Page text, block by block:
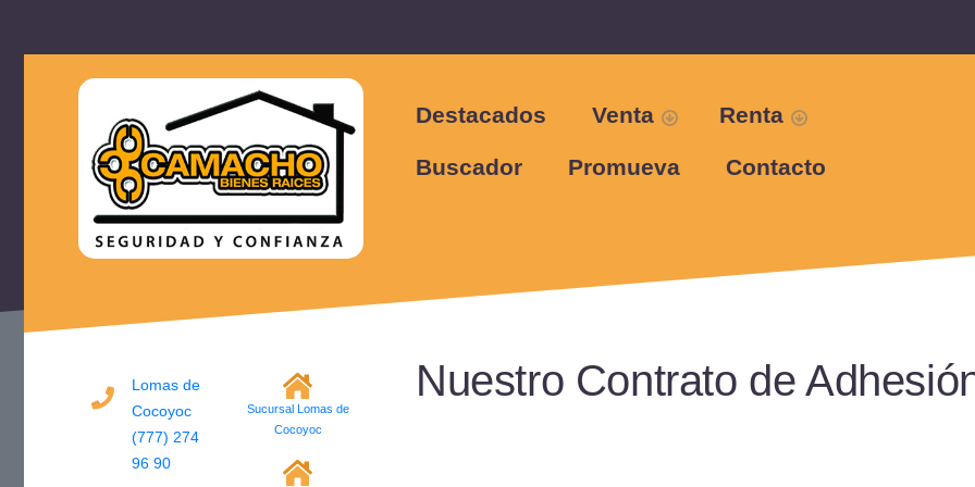
Destacados Venta Renta
Buscador Promueva Contacto
Lomas de
Cocoyoc
(777) 274
96 90
Sucursal Lomas de
Cocoyoc
Nuestro Contrato de